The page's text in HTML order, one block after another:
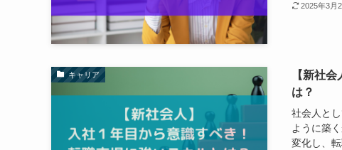
2025年3月
キャリア
【新社
は？
社会人と
ように築
変化し、